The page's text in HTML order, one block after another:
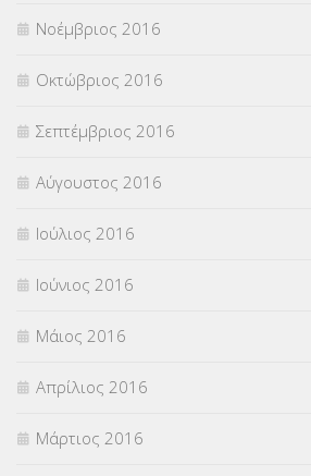
Νοέμβριος 2016
Οκτώβριος 2016
Σεπτέμβριος 2016
Αύγουστος 2016
Ιούλιος 2016
Ιούνιος 2016
Μάιος 2016
Απρίλιος 2016
Μάρτιος 2016